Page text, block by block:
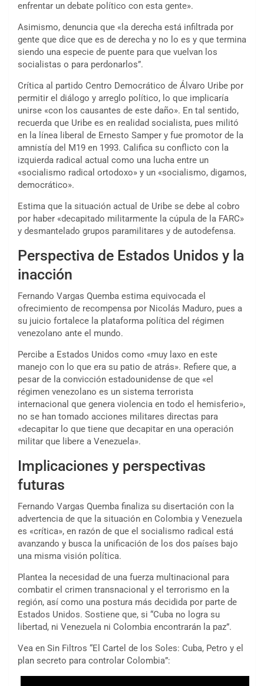
enfrentar un debate político con esta gente».
Asimismo, denuncia que «la derecha está infiltrada por
gente que dice que es de derecha y no lo es y que termina
siendo una especie de puente para que vuelvan los
socialistas o para perdonarlos”.
Crítica al partido Centro Democrático de Álvaro Uribe por
permitir el diálogo y arreglo político, lo que implicaría
unirse «con los causantes de este daño». En tal sentido,
recuerda que Uribe es en realidad socialista, pues militó
en la línea liberal de Ernesto Samper y fue promotor de la
amnistía del M19 en 1993. Califica su conflicto con la
izquierda radical actual como una lucha entre un
«socialismo radical ortodoxo» y un «socialismo, digamos,
democrático».
Estima que la situación actual de Uribe se debe al cobro
por haber «decapitado militarmente la cúpula de la FARC»
y desmantelado grupos paramilitares y de autodefensa.
Perspectiva de Estados Unidos y la
inacción
Fernando Vargas Quemba estima equivocada el
ofrecimiento de recompensa por Nicolás Maduro, pues a
su juicio fortalece la plataforma política del régimen
venezolano ante el mundo.
Percibe a Estados Unidos como «muy laxo en este
manejo con lo que era su patio de atrás». Refiere que, a
pesar de la convicción estadounidense de que «el
régimen venezolano es un sistema terrorista
internacional que genera violencia en todo el hemisferio»,
no se han tomado acciones militares directas para
«decapitar lo que tiene que decapitar en una operación
militar que libere a Venezuela».
Implicaciones y perspectivas
futuras
Fernando Vargas Quemba finaliza su disertación con la
advertencia de que la situación en Colombia y Venezuela
es «crítica», en razón de que el socialismo radical está
avanzando y busca la unificación de los dos países bajo
una misma visión política.
Plantea la necesidad de una fuerza multinacional para
combatir el crimen transnacional y el terrorismo en la
región, así como una postura más decidida por parte de
Estados Unidos. Sostiene que, si “Cuba no logra su
libertad, ni Venezuela ni Colombia encontrarán la paz”.
Vea en Sin Filtros “El Cartel de los Soles: Cuba, Petro y el
plan secreto para controlar Colombia”: